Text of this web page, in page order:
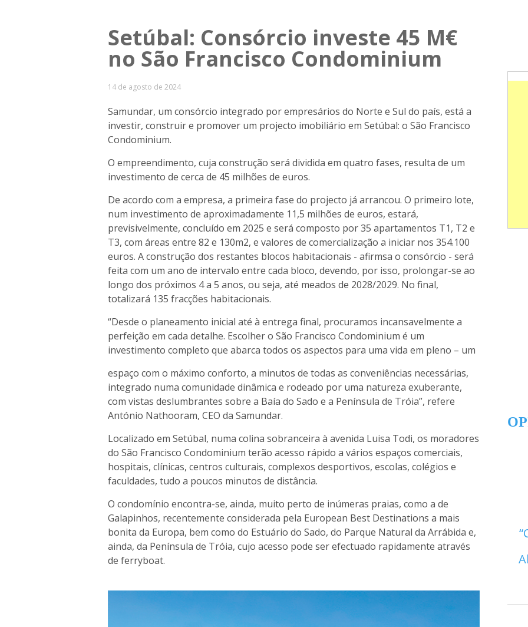
Setúbal: Consórcio investe 45 M€
no São Francisco Condominium
14 de agosto de 2024
Samundar, um consórcio integrado por empresários do Norte e Sul do país, está a
investir, construir e promover um projecto imobiliário em Setúbal: o São Francisco
Condominium.
O empreendimento, cuja construção será dividida em quatro fases, resulta de um
investimento de cerca de 45 milhões de euros.
De acordo com a empresa, a primeira fase do projecto já arrancou. O primeiro lote,
num investimento de aproximadamente 11,5 milhões de euros, estará,
previsivelmente, concluído em 2025 e será composto por 35 apartamentos T1, T2 e
T3, com áreas entre 82 e 130m2, e valores de comercialização a iniciar nos 354.100
euros. A construção dos restantes blocos habitacionais - afirmsa o consórcio - será
feita com um ano de intervalo entre cada bloco, devendo, por isso, prolongar-se ao
longo dos próximos 4 a 5 anos, ou seja, até meados de 2028/2029. No final,
totalizará 135 fracções habitacionais.
“Desde o planeamento inicial até à entrega final, procuramos incansavelmente a
perfeição em cada detalhe. Escolher o São Francisco Condominium é um
investimento completo que abarca todos os aspectos para uma vida em pleno – um
espaço com o máximo conforto, a minutos de todas as conveniências necessárias,
integrado numa comunidade dinâmica e rodeado por uma natureza exuberante,
com vistas deslumbrantes sobre a Baía do Sado e a Península de Tróia”, refere
António Nathooram, CEO da Samundar.
Localizado em Setúbal, numa colina sobranceira à avenida Luisa Todi, os moradores
do São Francisco Condominium terão acesso rápido a vários espaços comerciais,
hospitais, clínicas, centros culturais, complexos desportivos, escolas, colégios e
faculdades, tudo a poucos minutos de distância.
O condomínio encontra-se, ainda, muito perto de inúmeras praias, como a de
Galapinhos, recentemente considerada pela European Best Destinations a mais
bonita da Europa, bem como do Estuário do Sado, do Parque Natural da Arrábida e,
ainda, da Península de Tróia, cujo acesso pode ser efectuado rapidamente através
de ferryboat.